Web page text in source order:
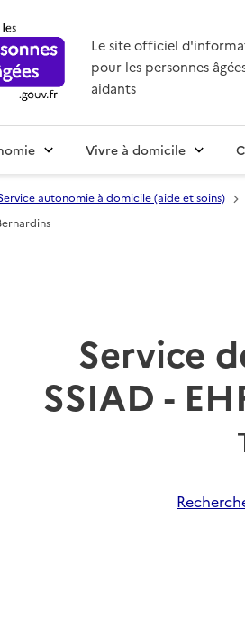
Le site officiel
pour les personnes
aidants
Vivre à domicile
autonomie à domicile (aide et soins)
Service
SSIAD -